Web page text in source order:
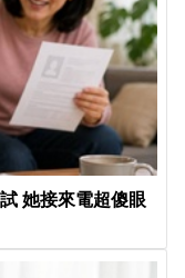
她接來電超傻眼